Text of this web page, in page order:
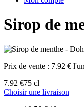
Sirop de
Prix de vente : 7.92 €
7.92 €75 cl
Choisir une livraison